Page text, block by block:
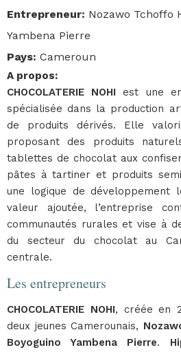
Entrepreneur: Nozawo Tchoffo
Yambena Pierre
Pays: Cameroun
A propos:
CHOCOLATERIE NOHIest une
spécialisée dans la production
de produits dérivés. Elle
proposant des produits
tablettes de chocolat aux
pâtes à tartiner et produits
une logique de développement
valeur ajoutée, l’entreprise
communautés rurales et vise à
du secteur du chocolat au
centrale.
Les entrepreneurs
CHOCOLATERIE NOHI, créée en
deux jeunes Camerounais,
Boyoguino Yambena Pierre.